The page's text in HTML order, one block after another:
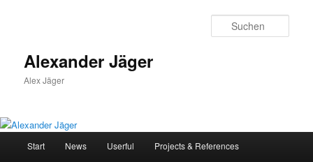
Alexander Jäger
Alex Jäger
Start News Userful Projects & References